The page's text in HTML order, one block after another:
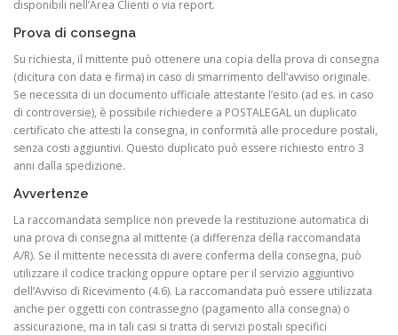
disponibili nell’Area Clienti o via report.
Prova di consegna
Su richiesta, il mittente può ottenere una copia della prova di consegna
(dicitura con data e firma) in caso di smarrimento dell’avviso originale.
Se necessita di un documento ufficiale attestante l’esito (ad es. in caso
di controversie), è possibile richiedere a POSTALEGAL un duplicato
certificato che attesti la consegna, in conformità alle procedure postali,
senza costi aggiuntivi. Questo duplicato può essere richiesto entro 3
anni dalla spedizione.
Avvertenze
La raccomandata semplice non prevede la restituzione automatica di
una prova di consegna al mittente (a differenza della raccomandata
A/R). Se il mittente necessita di avere conferma della consegna, può
utilizzare il codice tracking oppure optare per il servizio aggiuntivo
dell’Avviso di Ricevimento (4.6). La raccomandata può essere utilizzata
anche per oggetti con contrassegno (pagamento alla consegna) o
assicurazione, ma in tali casi si tratta di servizi postali specifici